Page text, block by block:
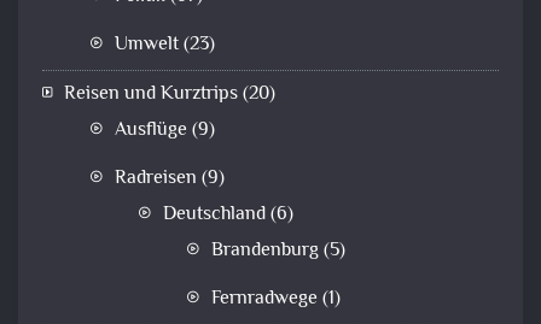
Umwelt(23)
Reisen und Kurztrips(20)
Ausflüge (9)
Radreisen (9)
Deutschland(6)
Brandenburg(5)
Fernradwege (1)